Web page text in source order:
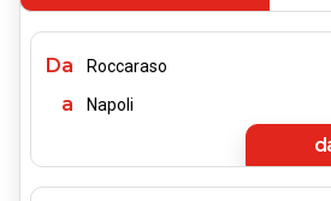
Da
a
Roccaraso
Napoli